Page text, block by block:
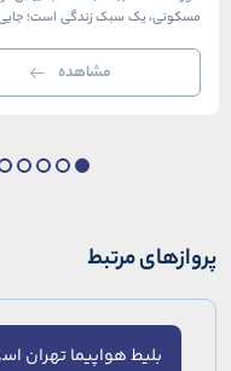
مسکونی، یک سبک زندگی است؛
رستوران‌ها و ویلاها در هم
بی‌نظیر از استانبول معاصر را به […]
مشاهده
پروازهای مرتبط
بلیط